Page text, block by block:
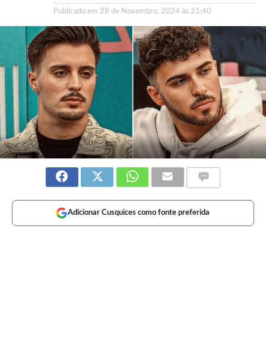
Publicado em 28 de Novembro, 2024 às 21:40
Adicionar Cusquices como fonte preferida